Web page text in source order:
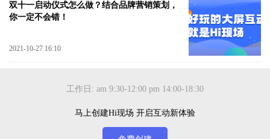
双十一启动仪式怎么做？结合品牌营销策划，
你一定不会错！
2021-10-27 16:10
工作日: am 9:30-12:00 pm 14:00-18:30
马上创建Hi现场 开启互动新体验